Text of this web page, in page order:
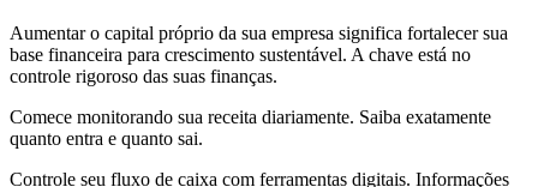
Aumentar o capital próprio da sua empresa significa fortalecer sua
base financeira para crescimento sustentável. A chave está no
controle rigoroso das suas finanças.
Comece monitorando sua receita diariamente. Saiba exatamente
quanto entra e quanto sai.
Controle seu fluxo de caixa com ferramentas digitais. Informações